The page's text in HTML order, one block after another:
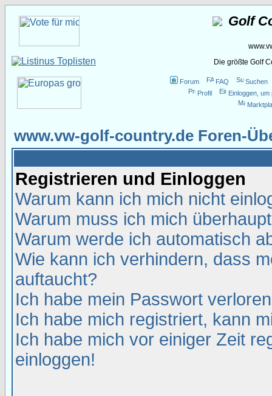
Golf
Die größte Golf
Forum FAQ
Suchen
Profil
Einloggen,
www.vw-golf-country.de Foren-
Registrieren und Einloggen
Warum kann ich mich nicht
Warum muss ich mich
Warum werde ich automatisch
Wie kann ich verhindern, dass
auftaucht?
Ich habe mein Passwort
Ich habe mich registriert, kann
Ich habe mich vor einiger Zeit
einloggen!